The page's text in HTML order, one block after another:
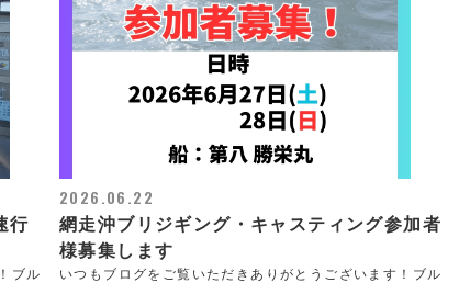
行
ブル
2026.06.22
網走沖ブリジギング・キャスティング参加者
様募集します
いつもブログをご覧いただきありがとうございます！ブル